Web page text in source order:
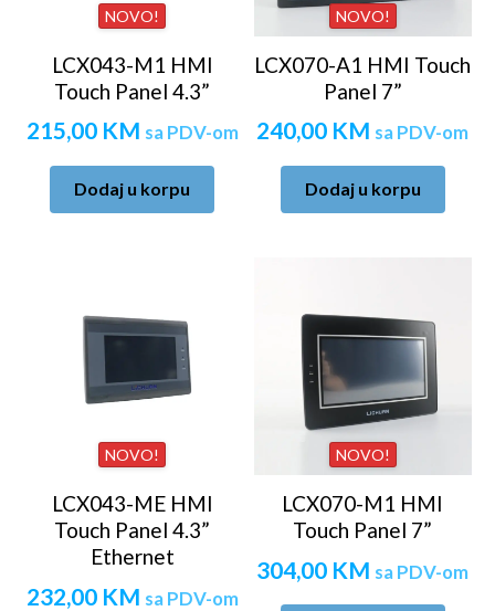
NOVO!
LCX043-M1 HMI
Touch Panel 4.3”
215,00 KM sa PDV-om
Dodaj u korpu
NOVO!
LCX070-A1 HMI Touch
Panel 7”
240,00 KM sa PDV-om
Dodaj u korpu
NOVO!
LCX043-ME HMI
Touch Panel 4.3”
Ethernet
232,00 KM sa PDV-om
NOVO!
LCX070-M1 HMI
Touch Panel 7”
304,00 KM sa PDV-om